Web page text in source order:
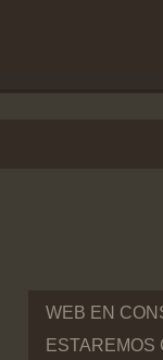
WEB EN
ESTAREMOS